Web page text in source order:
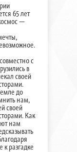
65 лет
—
с
в
своей
до
нам,
своей
Как
нам
разгадке